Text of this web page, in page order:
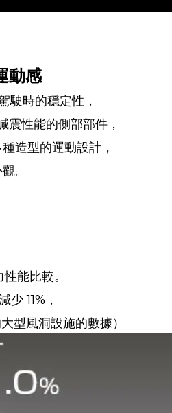
動感
駛時的穩定性，
震性能的側部部件，
造型的運動設計，
。
能比較。
11%，
型風洞設施的數據）